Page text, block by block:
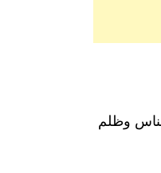
وظلم